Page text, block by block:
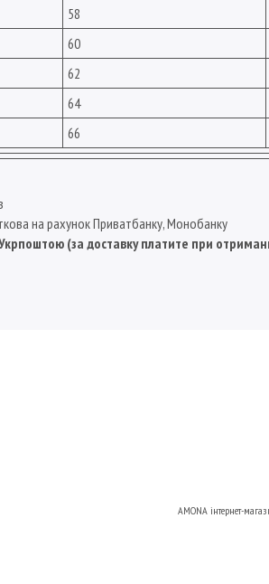
58
60
62
64
66
на рахунок Приватбанку, Монобанку
(за доставку платите при